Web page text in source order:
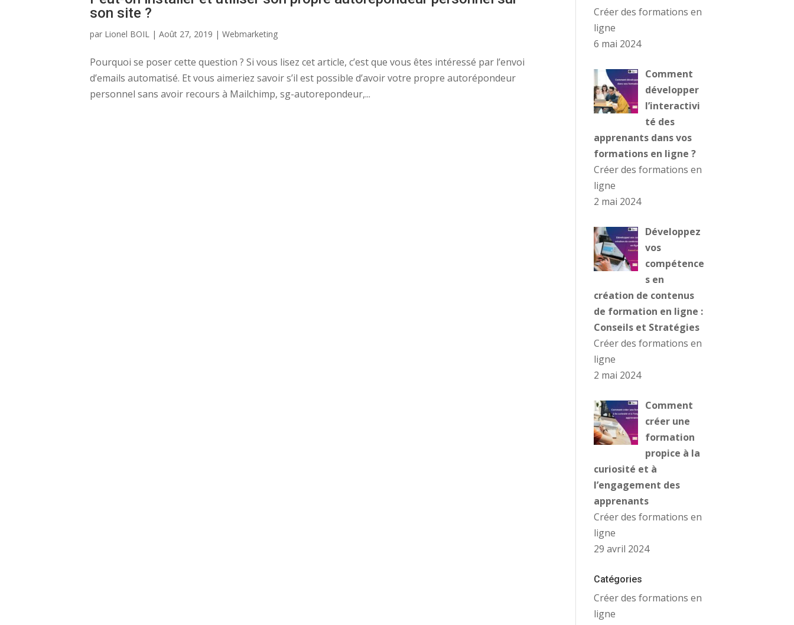
son site ?
par Lionel BOIL | Août 27, 2019 | Webmarketing
Pourquoi se poser cette question ? Si vous lisez cet article, c’est que vous êtes intéressé par l’envoi
d’emails automatisé. Et vous aimeriez savoir s’il est possible d’avoir votre propre autorépondeur
personnel sans avoir recours à Mailchimp, sg-autorepondeur,...
Créer des formations en
ligne
6 mai 2024
Comment
développer
l’interactivi
té des
apprenants dans vos
formations en ligne ?
Créer des formations en
ligne
2 mai 2024
Développez
vos
compétence
s en
création de contenus
de formation en ligne :
Conseils et Stratégies
Créer des formations en
ligne
2 mai 2024
Comment
créer une
formation
propice à la
curiosité et à
l’engagement des
apprenants
Créer des formations en
ligne
29 avril 2024
Catégories
Créer des formations en
ligne